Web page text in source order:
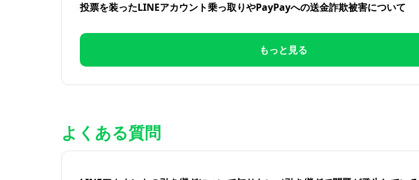
投票を装ったLINEアカウント乗っ取りやPayPayへの送金詐欺被害について
もっと見る
よくある質問